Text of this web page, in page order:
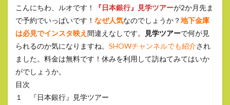
こんにちわ、ルオです！ 『日本銀行』見学ツアーが2か月先ま
で予約でいっぱいです！ なぜ人気なのでしょうか？地下金庫
は必見でインスタ映え 間違えなしです。 見学ツアーで何が見
られるのか気になりますね。 SHOWチャンネルでも紹介され
ました。料金は無料です！休みを利用して訪ねてみてはいか
がでしょうか。
目次
１ 『日本銀行』見学ツアー